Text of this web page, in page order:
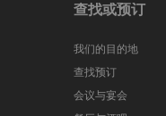
查找或预订
我们的目的地
查找预订
会议与宴会